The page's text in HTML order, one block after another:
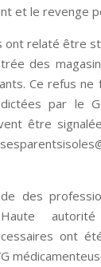
et le revenge
ont relaté être
des
Ce refus ne
par le
être
des
ont